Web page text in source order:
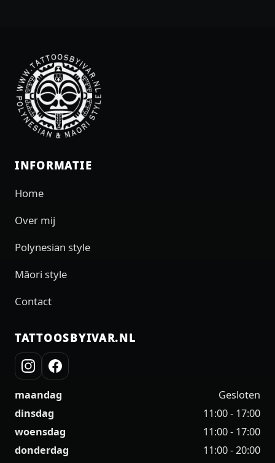
INFORMATIE
Home
Over mij
Polynesian style
Māori style
Contact
TATTOOSBYIVAR.NL
maandag
Gesloten
dinsdag
11:00 - 17:00
woensdag
11:00 - 17:00
donderdag
11:00 - 20:00